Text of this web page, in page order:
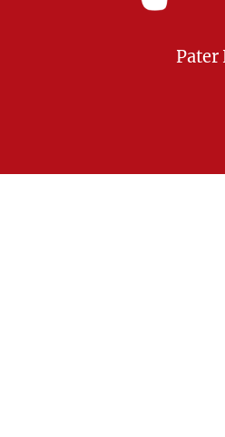
Pater